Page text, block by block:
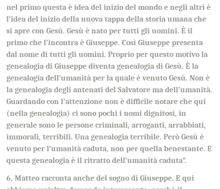
nel primo questa è idea del inizio del mondo e negli altri è
l’idea del inizio della nuova tappa della storia umana che
si apre con Gesù. Gesù è nato per tutti gli uomini. È il
primo che l’incontra è Giuseppe. Così Giuseppe presenta
dal nome di tutti gli uomini. Proprio per questo motivo la
genealogia di Giuseppe diventa genealogia di Gesù. È la
genealogia dell’umanità per la quale è venuto Gesù. Non è
la genealogia degli antenati del Salvatore ma dell’umanità.
Guardando con l’attenzione non è difficile notare che qui
(nella genealogia) ci sono pochi i nomi dignitosi, in
generale sono le persone criminali, arroganti, arrabbiati,
immorali, terribili. Una genealogia terribile. Però Gesù è
venuto per l’umanità caduta, non per quella benestante. E
questa genealogia è il ritratto dell’umanità caduta”.
6. Matteo racconta anche del sogno di Giuseppe. E qui